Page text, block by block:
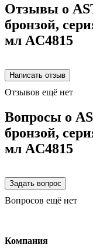
Отзывы о
бронзой,
мл AC4815
Отзывов ещё нет
Вопросы о
бронзой,
мл AC4815
Вопросов ещё нет
Компания